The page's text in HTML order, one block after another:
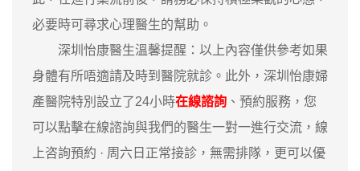
必要時可尋求心理醫生的幫助。
深圳怡康醫生溫馨提醒：以上內容僅供參考如果
身體有所唔適請及時到醫院就診。此外，深圳怡康婦
產醫院特別設立了24小時在線諮詢 、預約服務，您
可以點擊在線諮詢與我們的醫生一對一進行交流，線
上咨詢預約 · ‎周六日正常接診，無需排隊，更可以優